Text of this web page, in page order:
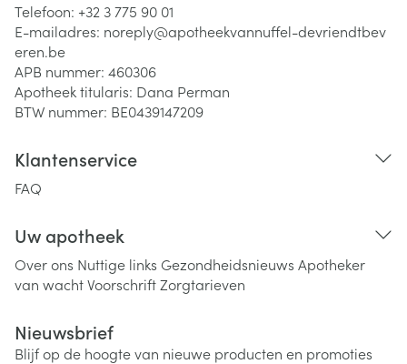
Telefoon: +32 3 775 90 01
E-mailadres: noreply@apotheekvannuffel-devriendtbev
eren.be
APB nummer: 460306
Apotheek titularis: Dana Perman
BTW nummer: BE0439147209
Klantenservice
FAQ
Uw apotheek
Over ons Nuttige links Gezondheidsnieuws Apotheker
van wachtVoorschriftZorgtarieven
Nieuwsbrief
Blijf op de hoogte van nieuwe producten en promoties